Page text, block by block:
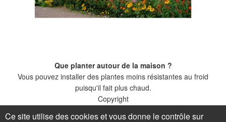
Que planter autour de la maison ?
Vous pouvez installer des plantes moins résistantes au froid
puisqu'il fait plus chaud.
Copyright
Ce site utilise des cookies et vous donne le contrôle sur